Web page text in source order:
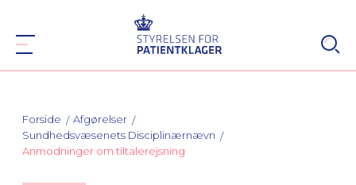
Forside
Afgørelser
Sundhedsvæsenets Disciplinærnævn
Anmodninger om tiltalerejsning